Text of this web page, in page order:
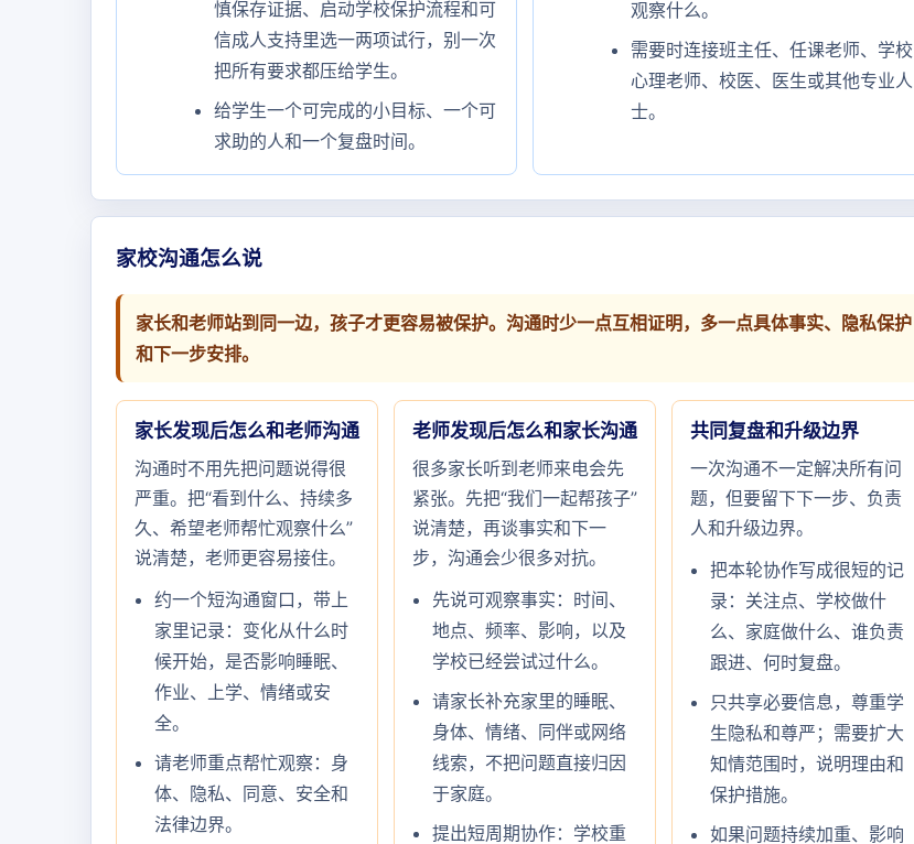
慎保存证据、启动学校保护流程和可
信成人支持里选一两项试行，别一次
把所有要求都压给学生。
给学生一个可完成的小目标、一个可
求助的人和一个复盘时间。
观察什么。
需要时连接班主任、任课老师、学校
心理老师、校医、医生或其他专业人
士。
家校沟通怎么说
家长和老师站到同一边，孩子才更容易被保护。沟通时少一点互相证明，多一点具体事实、隐私保护
和下一步安排。
家长发现后怎么和老师沟通
沟通时不用先把问题说得很
严重。把“看到什么、持续多
久、希望老师帮忙观察什么”
说清楚，老师更容易接住。
约一个短沟通窗口，带上
家里记录：变化从什么时
候开始，是否影响睡眠、
作业、上学、情绪或安
全。
请老师重点帮忙观察：身
体、隐私、同意、安全和
法律边界。
老师发现后怎么和家长沟通
很多家长听到老师来电会先
紧张。先把“我们一起帮孩子”
说清楚，再谈事实和下一
步，沟通会少很多对抗。
先说可观察事实：时间、
地点、频率、影响，以及
学校已经尝试过什么。
请家长补充家里的睡眠、
身体、情绪、同伴或网络
线索，不把问题直接归因
于家庭。
提出短周期协作：学校重
共同复盘和升级边界
一次沟通不一定解决所有问
题，但要留下下一步、负责
人和升级边界。
把本轮协作写成很短的记
录：关注点、学校做什
么、家庭做什么、谁负责
跟进、何时复盘。
只共享必要信息，尊重学
生隐私和尊严；需要扩大
知情范围时，说明理由和
保护措施。
如果问题持续加重、影响